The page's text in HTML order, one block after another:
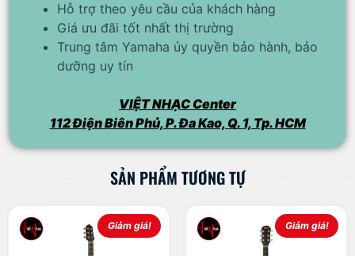
Hỗ trợ theo yêu cầu của khách hàng
Giá ưu đãi tốt nhất thị trường
Trung tâm Yamaha ủy quyền bảo hành, bảo
dưỡng uy tín
VIỆT NHẠC Center
112 Điện Biên Phủ, P. Đa Kao, Q. 1, Tp. HCM
SẢN PHẨM TƯƠNG TỰ
Giảm giá! Giảm giá!